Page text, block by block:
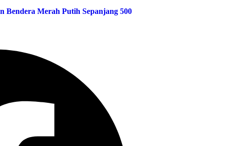
Bendera Merah Putih Sepanjang 500